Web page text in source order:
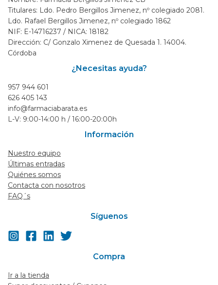
Titulares: Ldo. Pedro Bergillos Jimenez, nº colegiado 2081.
Ldo. Rafael Bergillos Jimenez, nº colegiado 1862
NIF: E-14716237 / NICA: 18182
Dirección: C/ Gonzalo Ximenez de Quesada 1. 14004.
Córdoba
¿Necesitas ayuda?
957 944 601
626 405 143
info@farmaciabarata.es
L-V: 9:00-14:00 h / 16:00-20:00h
Información
Nuestro equipo
Últimas entradas
Quiénes somos
Contacta con nosotros
FAQ´s
Síguenos
Compra
Ir a la tienda